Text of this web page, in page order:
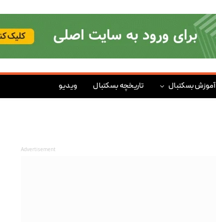
آموزش بسکتبال تاریخچه بسکتبال ویدیو
Advertisement